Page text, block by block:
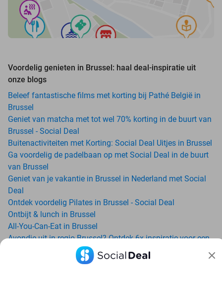
Voordelig genieten in Brussel: haal deal-inspiratie uit
onze blogs
Beleef fantastische films met korting bij Pathé België in
Brussel
Geniet van matcha met tot wel 70% korting in de buurt van
Brussel - Social Deal
Buitenactiviteiten met Korting: Social Deal Uitjes in Brussel
Ga voordelig de padelbaan op met Social Deal in de buurt
van Brussel
Geniet van je vakantie in Brussel in Nederland met Social
Deal
Ontdek voordelig Pilates in Brussel - Social Deal
Ontbijt & lunch in Brussel
All-You-Can-Eat in Brussel
Avondje uit in regio Brussel? Ontdek 6x inspiratie voor een
onvergetelijke avond
Date ideeën voor Brussel en omgeving: ontdek 16 tips voor